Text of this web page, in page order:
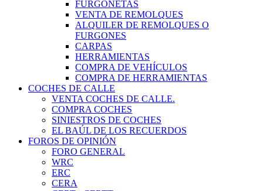
FURGONETAS
VENTA DE REMOLQUES
ALQUILER DE REMOLQUES O
FURGONES
CARPAS
HERRAMIENTAS
COMPRA DE VEHÍCULOS
COMPRA DE HERRAMIENTAS
COCHES DE CALLE
VENTA COCHES DE CALLE.
COMPRA COCHES
SINIESTROS DE COCHES
EL BAÚL DE LOS RECUERDOS
FOROS DE OPINIÓN
FORO GENERAL
WRC
ERC
CERA